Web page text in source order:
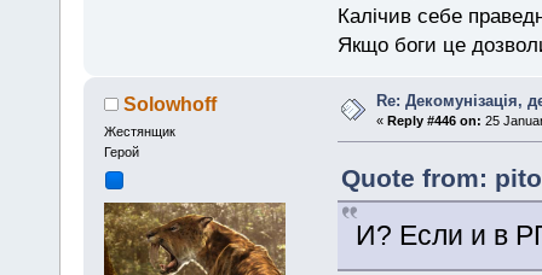
Калічив себе
Якщо боги це
Solowhoff
Жестянщик
Герой
Re: Декомунізація,
«Reply #446 on: 25
Quote from:
И? Если и в